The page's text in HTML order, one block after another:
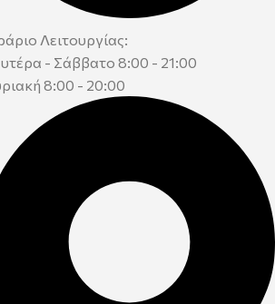
Λειτουργίας:
- Σάββατο 8:00 - 21:00
8:00 - 20:00